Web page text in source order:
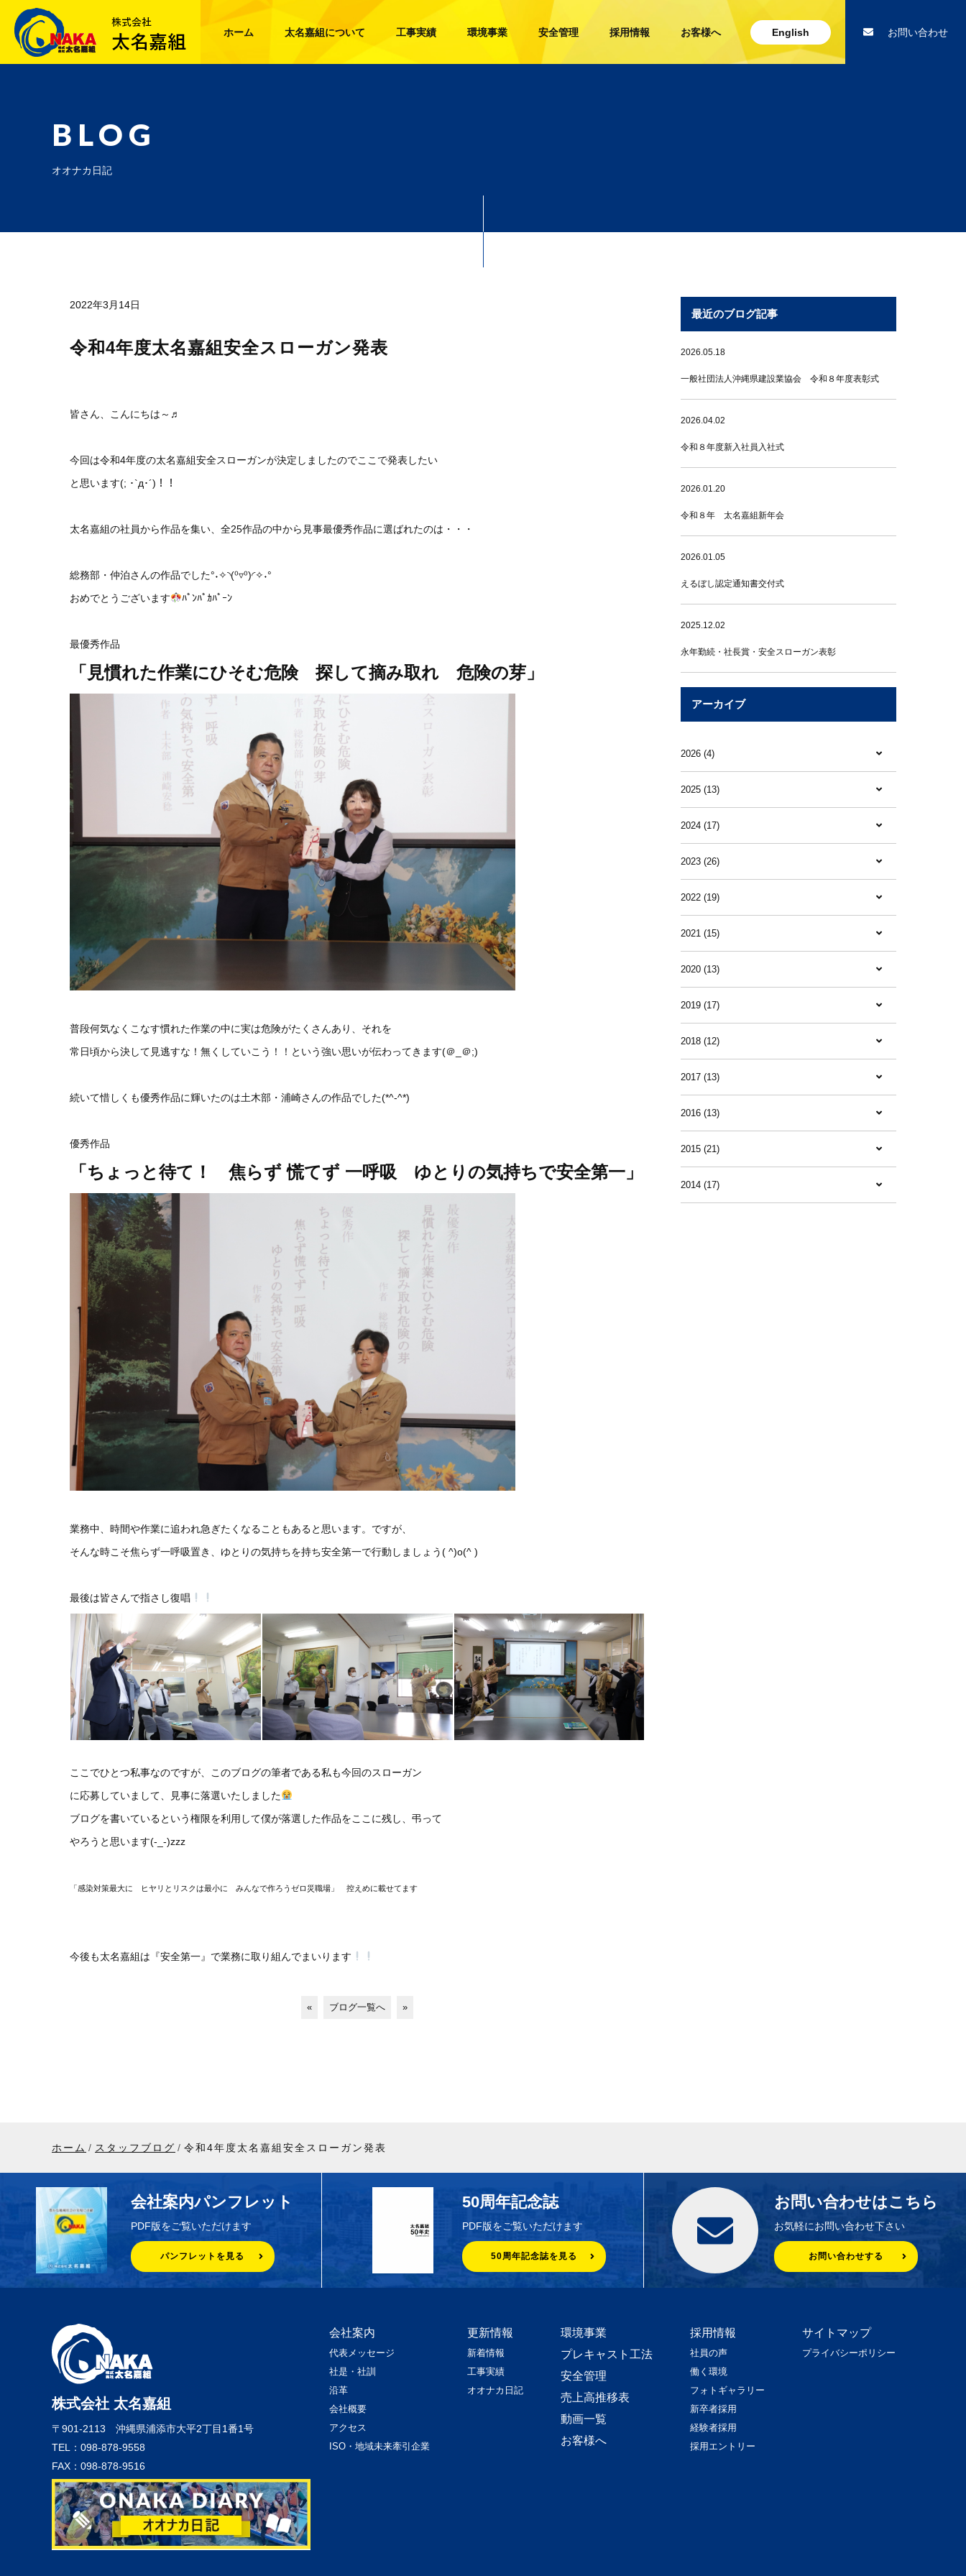
ホーム 太名嘉組について 工事実績 環境事業 安全管理 採用情報 お客様へ English お問い合わせ
BLOG
オオナカ日記
2022年3月14日
令和4年度太名嘉組安全スローガン発表
皆さん、こんにちは～♬
今回は令和4年度の太名嘉組安全スローガンが決定しましたのでここで発表したい
と思います(; ･`д･´)！！
太名嘉組の社員から作品を集い、全25作品の中から見事最優秀作品に選ばれたのは・・・
総務部・仲泊さんの作品でした°˖✧◝(⁰▿⁰)◜✧˖°
おめでとうございます
ﾊﾟﾝﾊﾟｶﾊﾟｰﾝ
最優秀作品
「見慣れた作業にひそむ危険 探して摘み取れ 危険の芽」
普段何気なくこなす慣れた作業の中に実は危険がたくさんあり、それを
常日頃から決して見逃すな！無くしていこう！！という強い思いが伝わってきます(＠_＠;)
続いて惜しくも優秀作品に輝いたのは土木部・浦崎さんの作品でした(*^-^*)
優秀作品
「ちょっと待て！ 焦らず 慌てず 一呼吸 ゆとりの気持ちで安全第一」
業務中、時間や作業に追われ急ぎたくなることもあると思います。ですが、
そんな時こそ焦らず一呼吸置き、ゆとりの気持ちを持ち安全第一で行動しましょう( ^)o(^ )
最後は皆さんで指さし復唱
ここでひとつ私事なのですが、このブログの筆者である私も今回のスローガン
に応募していまして、見事に落選いたしました
ブログを書いているという権限を利用して僕が落選した作品をここに残し、弔って
やろうと思います(-_-)zzz
「感染対策最大に ヒヤリとリスクは最小に みんなで作ろうゼロ災職場」 控えめに載せてます
今後も太名嘉組は『安全第一』で業務に取り組んでまいります
« ブログ一覧へ »
最近のブログ記事
2026.05.18
一般社団法人沖縄県建設業協会 令和８年度表彰式
2026.04.02
令和８年度新入社員入社式
2026.01.20
令和８年 太名嘉組新年会
2026.01.05
えるぼし認定通知書交付式
2025.12.02
永年勤続・社長賞・安全スローガン表彰
アーカイブ
2026 (4)
2025 (13)
2024 (17)
2023 (26)
2022 (19)
2021 (15)
2020 (13)
2019 (17)
2018 (12)
2017 (13)
2016 (13)
2015 (21)
2014 (17)
ホーム スタッフブログ 令和4年度太名嘉組安全スローガン発表
会社案内パンフレット
PDF版をご覧いただけます
パンフレットを見る
50周年記念誌
PDF版をご覧いただけます
50周年記念誌を見る
お問い合わせはこちら
お気軽にお問い合わせ下さい
お問い合わせする
株式会社 太名嘉組
〒901-2113 沖縄県浦添市大平2丁目1番1号
TEL：098-878-9558
FAX：098-878-9516
会社案内
代表メッセージ
社是・社訓
沿革
会社概要
アクセス
ISO・地域未来牽引企業
更新情報
新着情報
工事実績
オオナカ日記
環境事業
プレキャスト工法
安全管理
売上高推移表
動画一覧
お客様へ
採用情報
社員の声
働く環境
フォトギャラリー
新卒者採用
経験者採用
採用エントリー
サイトマップ
プライバシーポリシー